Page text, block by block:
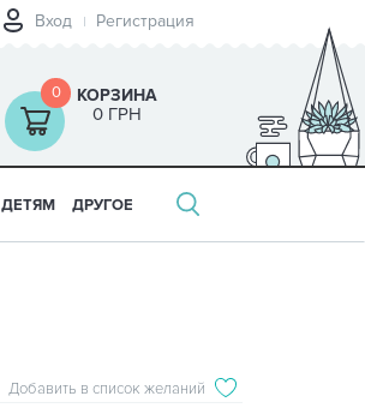
Вход Регистрация
0 КОРЗИНА
0 ГРН
ДЕТЯМ ДРУГОЕ
Добавить в список желаний